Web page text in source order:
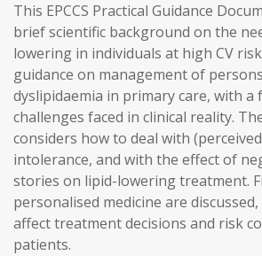
This EPCCS Practical Guidance
brief scientific background on the
lowering in individuals at high CV
guidance on management of
dyslipidaemia in primary care, with a
challenges faced in clinical reality.
considers how to deal with
intolerance, and with the effect of
stories on lipid-lowering treatment.
personalised medicine are
affect treatment decisions and risk
patients.